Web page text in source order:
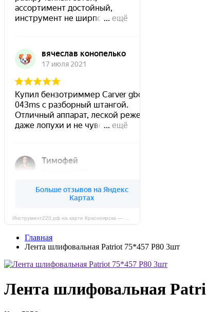
Главная
Лента шлифовальная Patriot 75*457 Р80 3шт
Лента шлифовальная